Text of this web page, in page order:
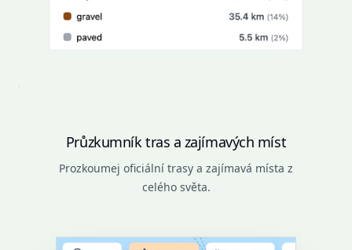
Průzkumník tras a zajímavých míst
Prozkoumej oficiální trasy a zajímavá místa z
celého světa.